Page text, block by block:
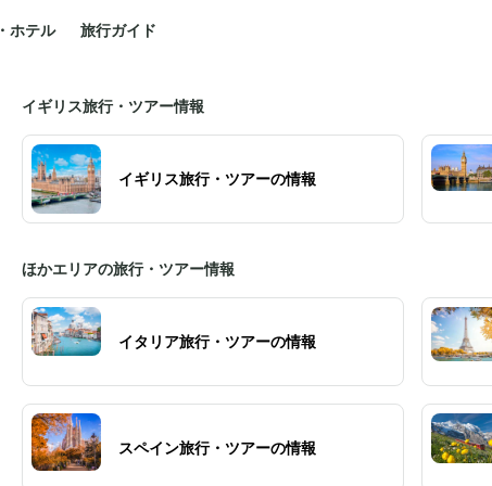
ホテル 旅行ガイド
イギリス旅行・ツアー情報
イギリス旅行・ツアーの情報
ほかエリアの旅行・ツアー情報
イタリア旅行・ツアーの情報
スペイン旅行・ツアーの情報